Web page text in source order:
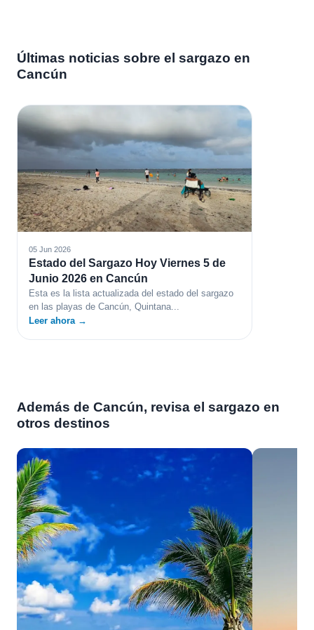
Últimas noticias sobre el sargazo en
Cancún
05 Jun 2026
Estado del Sargazo Hoy Viernes 5 de
Junio 2026 en Cancún
Esta es la lista actualizada del estado del sargazo
en las playas de Cancún, Quintana...
Leer ahora →
Además de Cancún, revisa el sargazo en
otros destinos